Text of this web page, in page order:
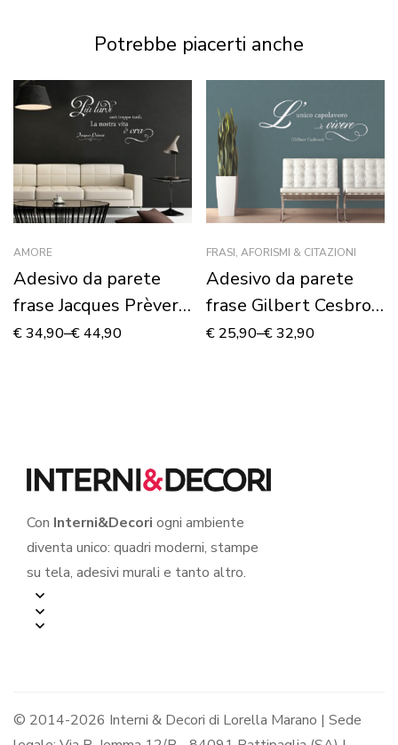
Potrebbe piacerti anche
AMORE
Adesivo da parete
frase Jacques Prèvert
“BACIAMI”
€34,90–€44,90
FRASI, AFORISMI & CITAZIONI
Adesivo da parete
frase Gilbert Cesbron
“L’UNICO
€ 25,90–€32,90
Con Interni&Decori ogni ambiente
diventa unico: quadri moderni, stampe
su tela, adesivi murali e tanto altro.
© 2014-2026 Interni & Decori di Lorella Marano | Sede